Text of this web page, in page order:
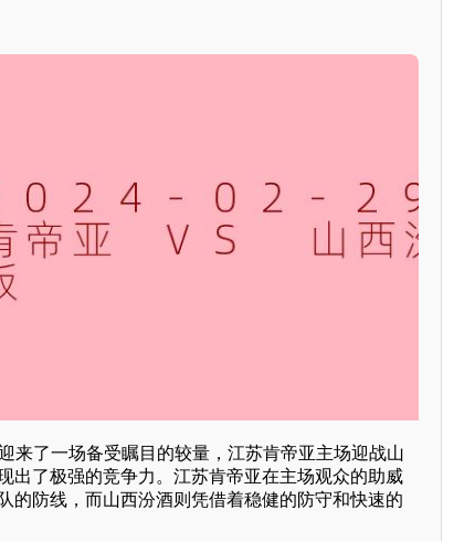
来了一场备受瞩目的较量，江苏肯帝亚主场迎战山
出了极强的竞争力。江苏肯帝亚在主场观众的助威
的防线，而山西汾酒则凭借着稳健的防守和快速的